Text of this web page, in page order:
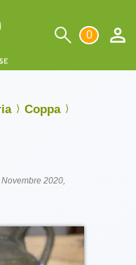
0
Coppa
2020,